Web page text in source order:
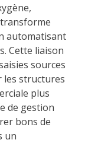
automatisant
Cette liaison
sources
les structures
plus
de gestion
bons de
un